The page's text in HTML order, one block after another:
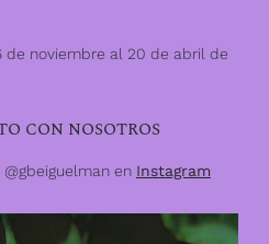
de noviembre al 20 de abril de
CON NOSOTROS
en Instagram